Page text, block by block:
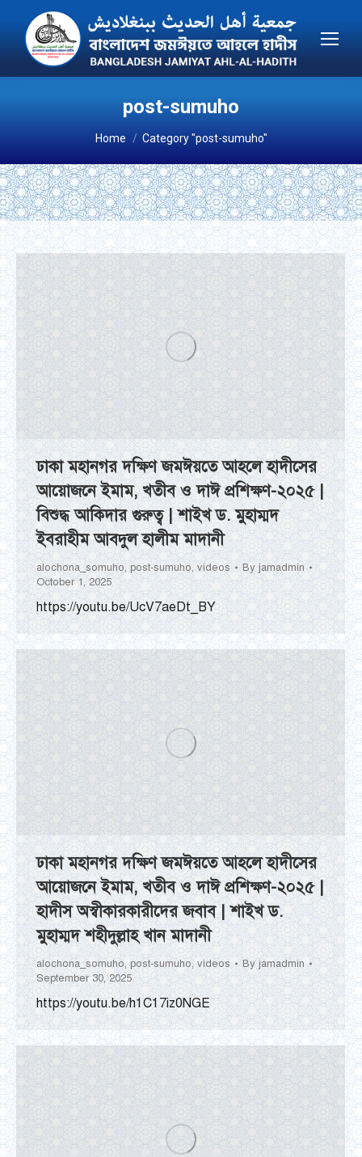
post-sumuho
You are here:
Home Category "post-sumuho"
ঢাকা মহানগর দক্ষিণ জমঈয়তে আহলে হাদীসের
আয়োজনে ইমাম, খতীব ও দাঈ প্রশিক্ষণ-২০২৫ |
বিশুদ্ধ আকিদার গুরুত্ব | শাইখ ড. মুহাম্মদ
ইবরাহীম আবদুল হালীম মাদানী
alochona_somuho, post-sumuho, videos By jamadmin
October 1, 2025
https://youtu.be/UcV7aeDt_BY
ঢাকা মহানগর দক্ষিণ জমঈয়তে আহলে হাদীসের
আয়োজনে ইমাম, খতীব ও দাঈ প্রশিক্ষণ-২০২৫ |
হাদীস অস্বীকারকারীদের জবাব | শাইখ ড.
মুহাম্মদ শহীদুল্লাহ খান মাদানী
alochona_somuho, post-sumuho, videos By jamadmin
September 30, 2025
https://youtu.be/h1C17iz0NGE